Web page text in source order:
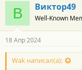
В Виктор49
Well-Known
18 Апр 2024
Wak написал(а):